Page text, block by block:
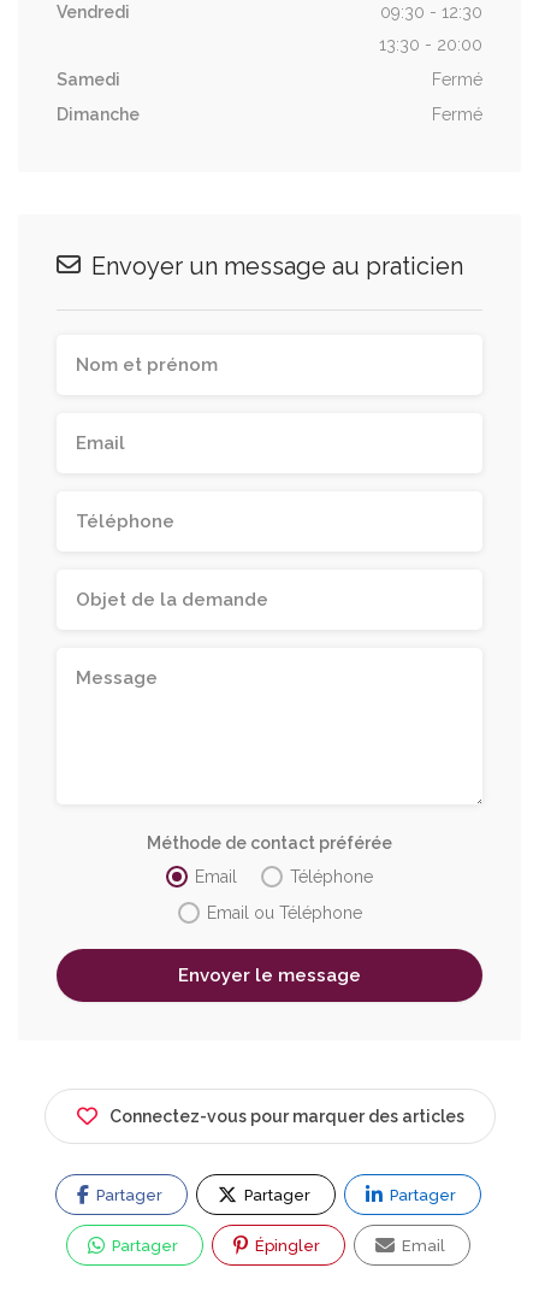
Vendredi
09:30 - 12:30
13:30 - 20:00
Samedi
Fermé
Dimanche
Fermé
Envoyer un message au praticien
Méthode de contact préférée
Email
Téléphone
Email ou Téléphone
Connectez-vous pour marquer des articles
Partager Partager Partager
Partager Épingler Email